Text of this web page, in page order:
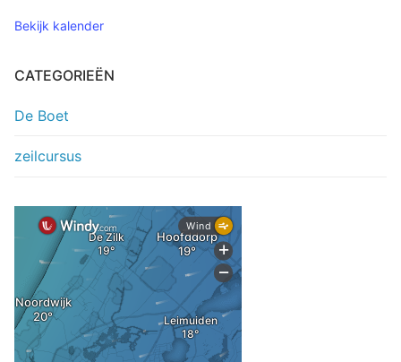
Bekijk kalender
CATEGORIEËN
De Boet
zeilcursus